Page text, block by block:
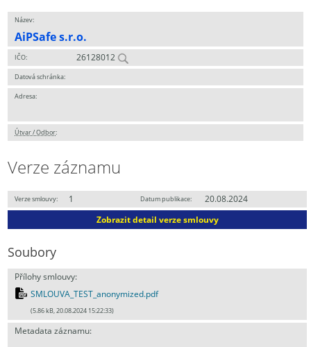
Název:
AiPSafe s.r.o.
IČO: 26128012
Datová schránka:
Adresa:
Útvar / Odbor:
Verze záznamu
Verze smlouvy: 1 Datum publikace:
20.08.2024
Zobrazit detail verze smlouvy
Soubory
Přílohy smlouvy:
SMLOUVA_TEST_anonymized.pdf
(5.86 kB, 20.08.2024 15:22:33)
Metadata záznamu: